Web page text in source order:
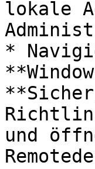
lokale
*
und